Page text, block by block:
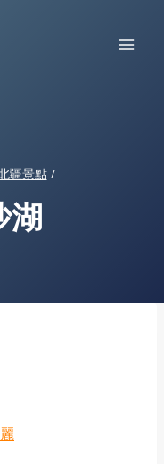
疆景點 /
湖